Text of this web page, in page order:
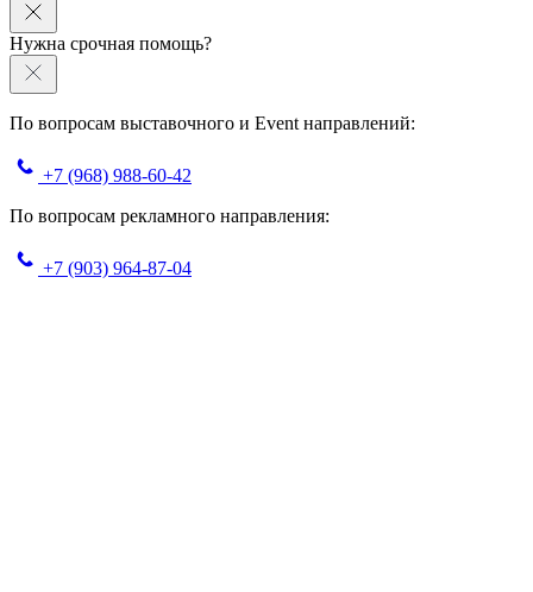
Нужна срочная помощь?
По вопросам выставочного и Event направлений:
+7 (968) 988-60-42
По вопросам рекламного направления:
+7 (903) 964-87-04